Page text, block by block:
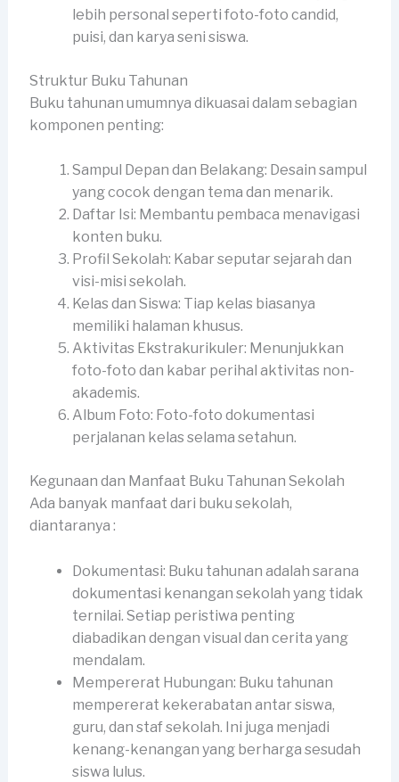
lebih personal seperti foto-foto candid,
puisi, dan karya seni siswa.
Struktur Buku Tahunan
Buku tahunan umumnya dikuasai dalam sebagian
komponen penting:
Sampul Depan dan Belakang: Desain sampul
yang cocok dengan tema dan menarik.
Daftar Isi: Membantu pembaca menavigasi
konten buku.
Profil Sekolah: Kabar seputar sejarah dan
visi-misi sekolah.
Kelas dan Siswa: Tiap kelas biasanya
memiliki halaman khusus.
Aktivitas Ekstrakurikuler: Menunjukkan
foto-foto dan kabar perihal aktivitas non-
akademis.
Album Foto: Foto-foto dokumentasi
perjalanan kelas selama setahun.
Kegunaan dan Manfaat Buku Tahunan Sekolah
Ada banyak manfaat dari buku sekolah,
diantaranya :
Dokumentasi: Buku tahunan adalah sarana
dokumentasi kenangan sekolah yang tidak
ternilai. Setiap peristiwa penting
diabadikan dengan visual dan cerita yang
mendalam.
Mempererat Hubungan: Buku tahunan
mempererat kekerabatan antar siswa,
guru, dan staf sekolah. Ini juga menjadi
kenang-kenangan yang berharga sesudah
siswa lulus.